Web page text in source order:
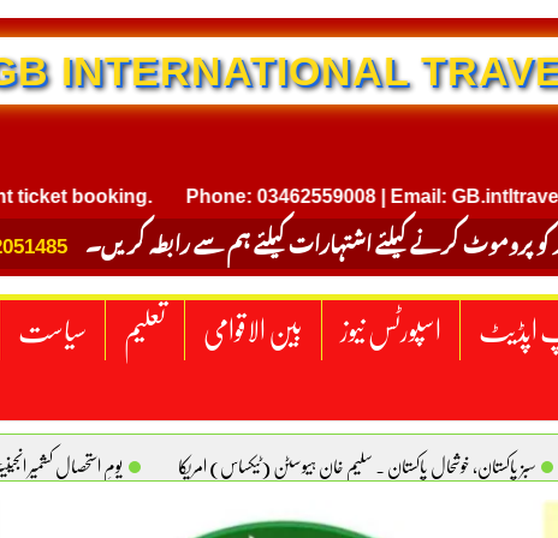
TRAVEL
Phone: 03462559008 | Email:
کو پروموٹ کرنے کیلئے اشتہارات کیلئے ہم سے رابطہ کریں۔
اپڈیٹ اسپورٹس نیوز بین الاقوامی تعلیم سیاست
سبز پاکستان، خوشحال پاکستان . سلیم خان ہیوسٹن (ٹیکساس) امریکا یومِ استحصالِ کشمیر